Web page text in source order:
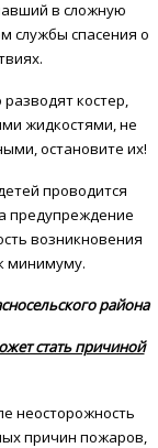
в сложную
службы спасения о
костер,
жидкостями, не
остановите их!
проводится
предупреждение
возникновения
минимуму.
района
стать причиной
неосторожность
причин пожаров,